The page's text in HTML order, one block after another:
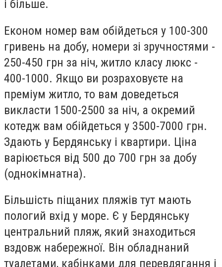
і більше.
Економ номер вам обійдеться у 100-300
гривень на добу, номери зі зручностями -
250-450 грн за ніч, житло класу люкс -
400-1000. Якщо ви розраховуєте на
преміум житло, то вам доведеться
викласти 1500-2500 за ніч, а окремий
котедж вам обійдеться у 3500-7000 грн.
Здають у Бердянську і квартири. Ціна
варіюється від 500 до 700 грн за добу
(однокімнатна).
Більшість піщаних пляжів тут мають
пологий вхід у море. Є у Бердянську
центральний пляж, який знаходиться
вздовж набережної. Він обладнаний
туалетами, кабінками для перевдягання і